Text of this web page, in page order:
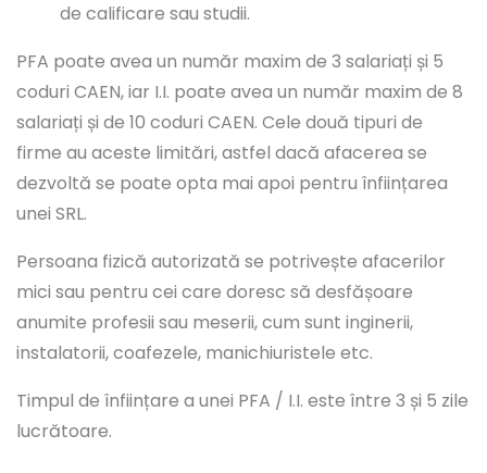
de calificare sau studii.
PFA poate avea un număr maxim de 3 salariați și 5
coduri CAEN, iar I.I. poate avea un număr maxim de 8
salariați și de 10 coduri CAEN. Cele două tipuri de
firme au aceste limitări, astfel dacă afacerea se
dezvoltă se poate opta mai apoi pentru înființarea
unei SRL.
Persoana fizică autorizată se potrivește afacerilor
mici sau pentru cei care doresc să desfășoare
anumite profesii sau meserii, cum sunt inginerii,
instalatorii, coafezele, manichiuristele etc.
Timpul de înființare a unei PFA / I.I. este între 3 și 5 zile
lucrătoare.